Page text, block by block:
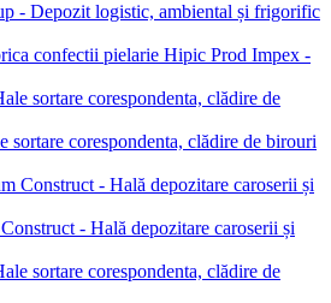
- Depozit logistic, ambiental și frigorific
Hipic Prod Impex -
corespondenta, clădire de birouri
- Hală depozitare caroserii și